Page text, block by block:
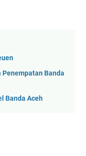
Penempatan Banda
Banda Aceh